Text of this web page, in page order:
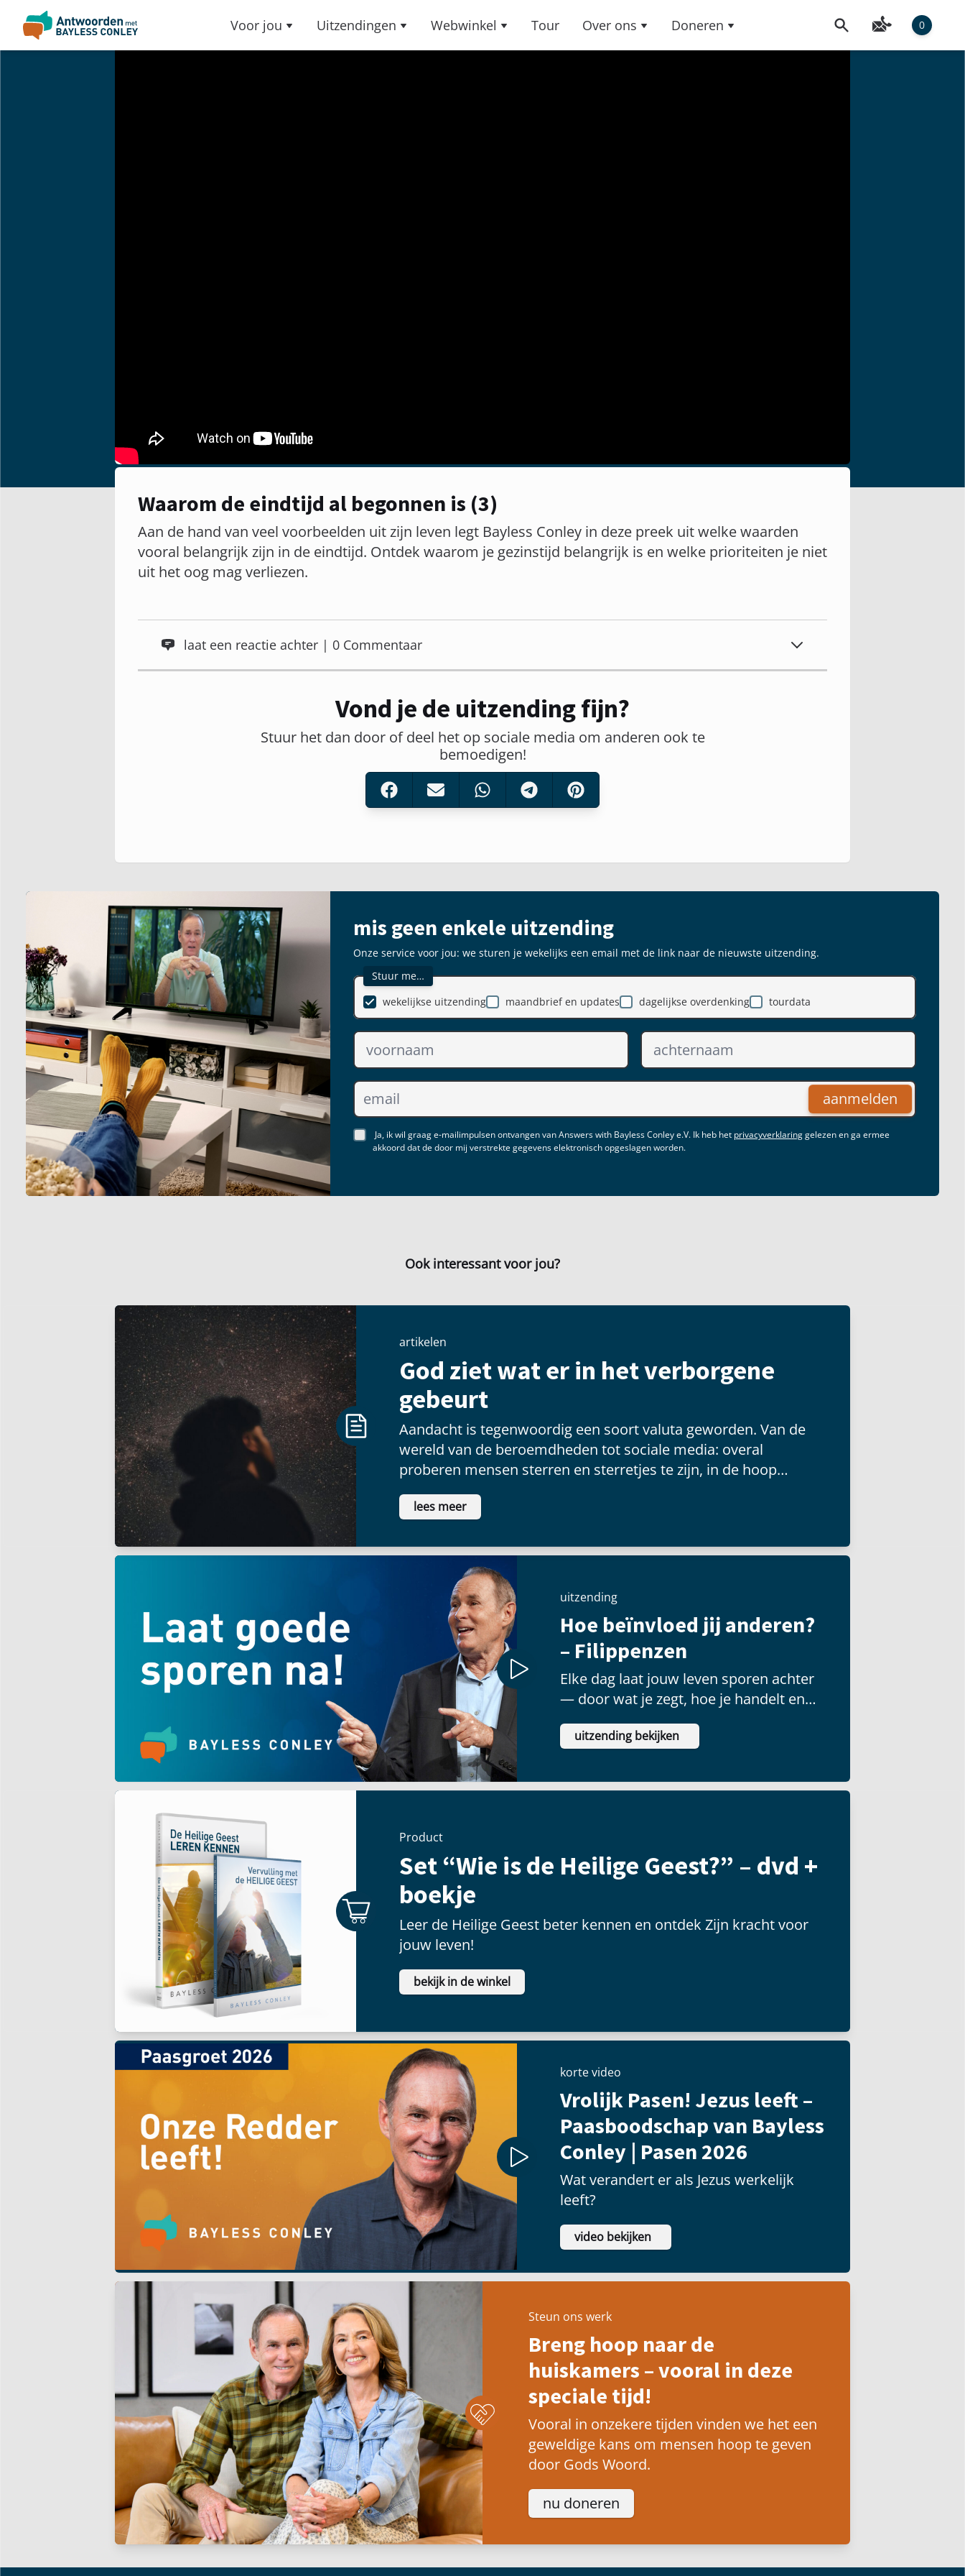
Voor jou Uitzendingen Webwinkel Tour Over ons Doneren 0
Waarom de eindtijd al begonnen is (3)
Aan de hand van veel voorbeelden uit zijn leven legt Bayless Conley in deze preek uit welke waarden
vooral belangrijk zijn in de eindtijd. Ontdek waarom je gezinstijd belangrijk is en welke prioriteiten je niet
uit het oog mag verliezen.
laat een reactie achter | 0 Commentaar
Vond je de uitzending fijn?
Stuur het dan door of deel het op sociale media om anderen ook te
bemoedigen!
mis geen enkele uitzending
Onze service voor jou: we sturen je wekelijks een email met de link naar de nieuwste uitzending.
Stuur me…
maandbrief en updates
dagelijkse overdenking
wekelijkse uitzending tourdata
aanmelden
Ja, ik wil graag e-mailimpulsen ontvangen van Answers with Bayless Conley e.V. Ik heb het privacyverklaringgelezen en ga ermee
akkoord dat de door mij verstrekte gegevens elektronisch opgeslagen worden.
Ook interessant voor jou?
artikelen
God ziet wat er in het verborgene
gebeurt
Aandacht is tegenwoordig een soort valuta geworden. Van de
wereld van de beroemdheden tot sociale media: overal
proberen mensen sterren en sterretjes te zijn, in de hoop
voldoening te vinden als ze voor een groot publiek kunnen
schitteren.
lees meer
uitzending
Hoe beïnvloed jij anderen?
– Filippenzen
Elke dag laat jouw leven sporen achter
— door wat je zegt, hoe je handelt en
welke prioriteiten je stelt.
uitzending bekijken
Product
Set “Wie is de Heilige Geest?” – dvd +
boekje
Leer de Heilige Geest beter kennen en ontdek Zijn kracht voor
jouw leven!
bekijk in de winkel
korte video
Vrolijk Pasen! Jezus leeft –
Paasboodschap van Bayless
Conley | Pasen 2026
Wat verandert er als Jezus werkelijk
leeft?
video bekijken
Steun ons werk
Breng hoop naar de
huiskamers – vooral in deze
speciale tijd!
Vooral in onzekere tijden vinden we het een
geweldige kans om mensen hoop te geven
door Gods Woord.
nu doneren